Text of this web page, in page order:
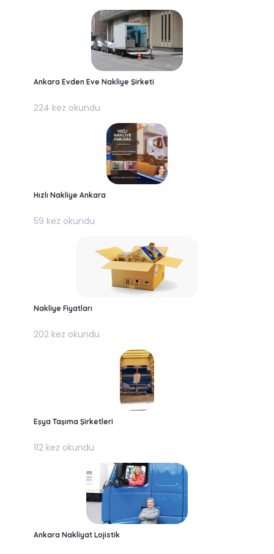
Ankara Evden Eve Nakliye Şirketi
224 kez okundu
Hızlı Nakliye Ankara
59 kez okundu
Nakliye Fiyatları
202 kez okundu
Eşya Taşıma Şirketleri
112 kez okundu
Ankara Nakliyat Lojistik